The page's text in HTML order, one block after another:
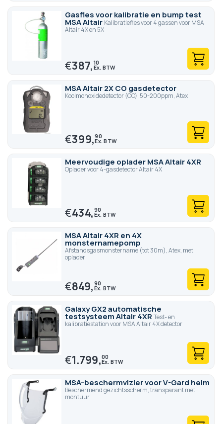
Gasfles voor kalibratie en bump test
MSA Altair Kalibratiefles voor 4 gassen voor MSA
Altair 4X en 5X
€387,10
MSA Altair 2X CO gasdetector
Koolmonoxidedetector (CO), 50-200ppm, Atex
€399,90
Meervoudige oplader MSA Altair 4XR
Oplader voor 4-gasdetector Altair 4X
€434,90
MSA Altair 4XR en 4X
monsternamepomp
Afstandsgasmonstername (tot 30m), Atex, met
oplader
€849,90
Galaxy GX2 automatische
testsysteem Altair 4XR Test- en
kalibratiestation voor MSA Altair 4X detector
€1.799,00
MSA-beschermvizier voor V-Gard helm
Beschermend gezichtsscherm, transparant met
montuur